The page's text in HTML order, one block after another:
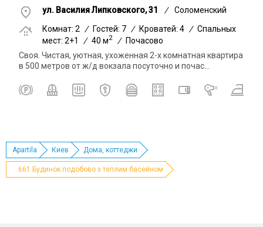
ул. Василия Липковского, 31 /
Соломенский
Комнат: 2 / Гостей: 7 / Кроватей: 4 / Спальных
мест: 2+1
/ 40 м2 /
Почасово
Своя. Чистая, уютная, ухоженная 2-х комнатная квартира
в 500 метров от ж/д вокзала посуточно и почас...
Apartila Киев Дома, коттеджи
661 Будинок подобово з теплим басейном